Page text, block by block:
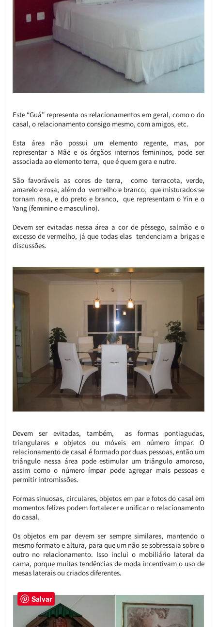
Este “Guá” representa os relacionamentos em geral, como o do
casal, o relacionamento consigo mesmo, com amigos, etc.
Esta área não possui um elemento regente, mas, por
representar a Mãe e os órgãos internos femininos, pode ser
associada ao elemento terra, que é quem gera e nutre.
São favoráveis as cores de terra, como terracota, verde,
amarelo e rosa, além do vermelho e branco, que misturados se
tornam rosa, e do preto e branco, que representam o Yin e o
Yang (feminino e masculino).
Devem ser evitadas nessa área a cor de pêssego, salmão e o
excesso de vermelho, já que todas elas tendenciam a brigas e
discussões.
Devem ser evitadas, também, as formas pontiagudas,
triangulares e objetos ou móveis em número ímpar. O
relacionamento de casal é formado por duas pessoas, então um
triângulo nessa área pode estimular um triângulo amoroso,
assim como o número ímpar pode agregar mais pessoas e
permitir intromissões.
Formas sinuosas, circulares, objetos em par e fotos do casal em
momentos felizes podem fortalecer e unificar o relacionamento
do casal.
Os objetos em par devem ser sempre similares, mantendo o
mesmo formato e altura, para que um não se sobressaia sobre o
outro no relacionamento. Isso inclui o mobiliário lateral da
cama, porque muitas tendências de moda incentivam o uso de
mesas laterais ou criados diferentes.
Salvar